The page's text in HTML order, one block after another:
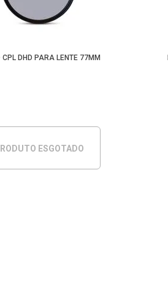
CPL DHD PARA LENTE 77MM
ESGOTADO